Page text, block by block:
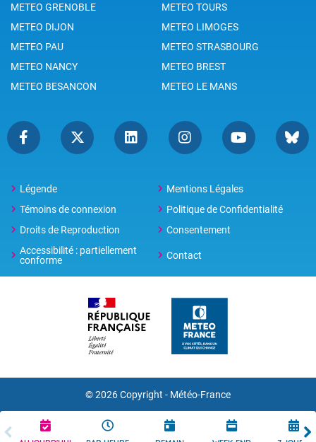
METEO GRENOBLE
METEO TOURS
METEO DIJON
METEO LIMOGES
METEO PAU
METEO STRASBOURG
METEO NANCY
METEO BREST
METEO BESANCON
METEO LE MANS
Légende
Mentions Légales
Témoins de connexion
Politique de Confidentialité
Droits de Reproduction
Consentement
Accessibilité : partiellement
conforme
Contact
© 2026 Copyright - Météo-France